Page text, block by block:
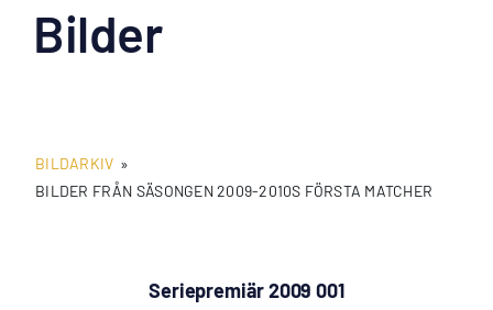
Bilder
BILDARKIV »
BILDER FRÅN SÄSONGEN 2009-2010S FÖRSTA MATCHER
Seriepremiär 2009 001